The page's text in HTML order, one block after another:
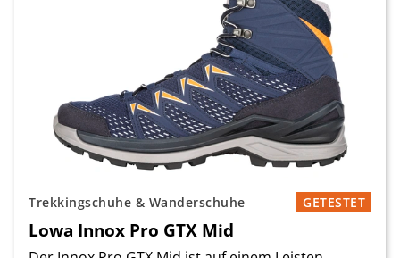
Trekkingschuhe & Wanderschuhe GETESTET
Lowa Innox Pro GTX Mid